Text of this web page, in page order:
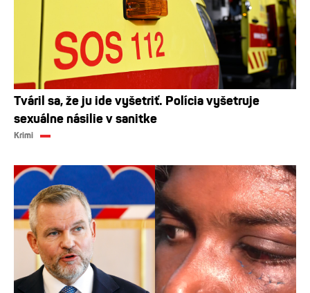
Tváril sa, že ju ide vyšetriť. Polícia vyšetruje
sexuálne násilie v sanitke
Krimi